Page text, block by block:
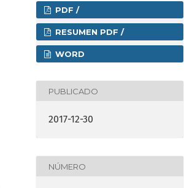
PDF /
RESUMEN PDF /
WORD
PUBLICADO
2017-12-30
NÚMERO